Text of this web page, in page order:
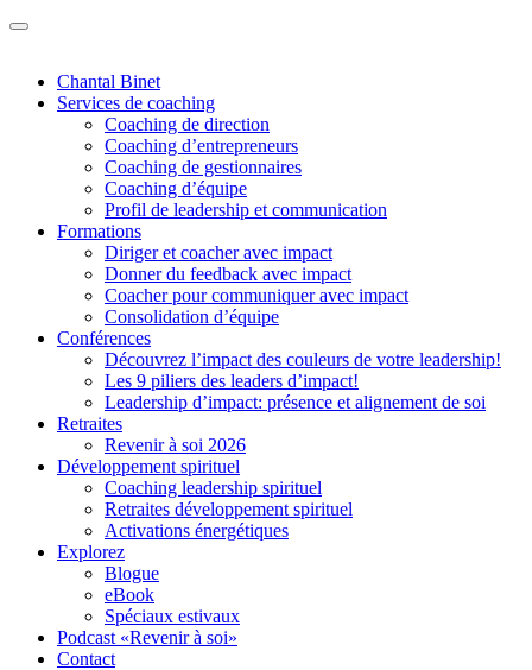
Chantal Binet
Services de coaching
Coaching de direction
Coaching d’entrepreneurs
Coaching de gestionnaires
Coaching d’équipe
Profil de leadership et communication
Formations
Diriger et coacher avec impact
Donner du feedback avec impact
Coacher pour communiquer avec impact
Consolidation d’équipe
Conférences
Découvrez l’impact des couleurs de votre leadership!
Les 9 piliers des leaders d’impact!
Leadership d’impact: présence et alignement de soi
Retraites
Revenir à soi 2026
Développement spirituel
Coaching leadership spirituel
Retraites développement spirituel
Activations énergétiques
Explorez
Blogue
eBook
Spéciaux estivaux
Podcast «Revenir à soi»
Contact